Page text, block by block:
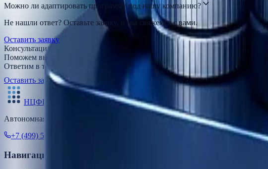
Можно ли адаптировать программу под нашу компанию?
Не нашли ответ? Оставьте заявку, и мы свяжемся с вами.
Оставить заявку
Консультация бесплатно
Поможем выбрать формат программы
Ответим в течение 1 дня
Оставить заявку
+7 (499) 501-11-73 (9-18 мск) info@finzdorov.pro
НЦФГ
Автономная Некоммерческая Организация «Национальный центр
+7 (499) 501-11-73
Бульвар Матроса
Навигация